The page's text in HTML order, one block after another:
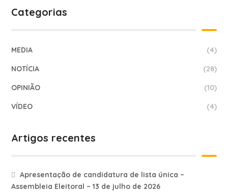
Categorias
MEDIA (4)
NOTÍCIA (28)
OPINIÃO (10)
VÍDEO (4)
Artigos recentes
Apresentação de candidatura de lista única –
Assembleia Eleitoral – 13 de julho de 2026